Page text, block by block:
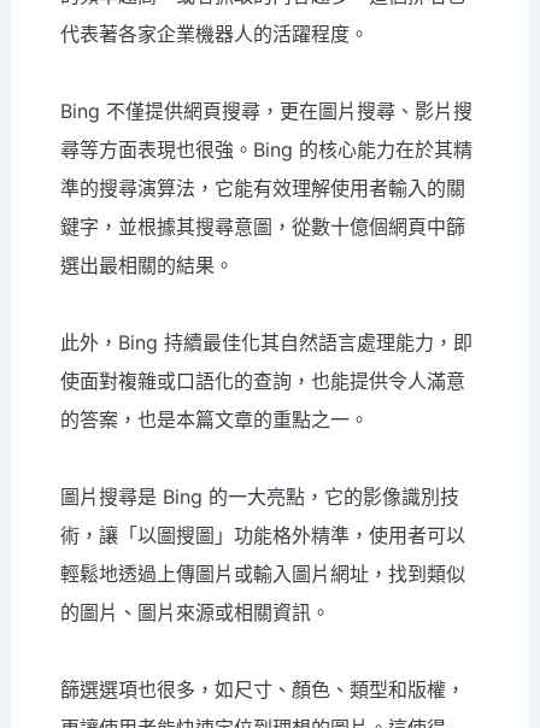
代表著各家企業機器人的活躍程度。
Bing 不僅提供網頁搜尋，更在圖片搜尋、影片搜
尋等方面表現也很強。Bing 的核心能力在於其精
準的搜尋演算法，它能有效理解使用者輸入的關
鍵字，並根據其搜尋意圖，從數十億個網頁中篩
選出最相關的結果。
此外，Bing 持續最佳化其自然語言處理能力，即
使面對複雜或口語化的查詢，也能提供令人滿意
的答案，也是本篇文章的重點之一。
圖片搜尋是 Bing 的一大亮點，它的影像識別技
術，讓「以圖搜圖」功能格外精準，使用者可以
輕鬆地透過上傳圖片或輸入圖片網址，找到類似
的圖片、圖片來源或相關資訊。
篩選選項也很多，如尺寸、顏色、類型和版權，